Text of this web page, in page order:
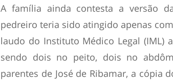
A família ainda contesta a versão
pedreiro teria sido atingido apenas
laudo do Instituto Médico Legal (IML)
sendo dois no peito, dois no
parentes de José de Ribamar, a cópia